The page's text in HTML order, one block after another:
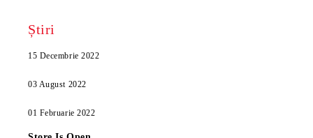
Știri
15 Decembrie 2022
03 August 2022
01 Februarie 2022